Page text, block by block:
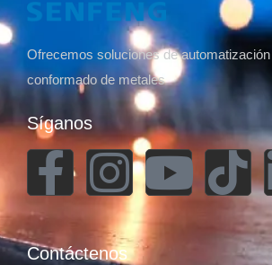
Ofrecemos soluciones de
conformado de metales
Síganos
Contáctenos